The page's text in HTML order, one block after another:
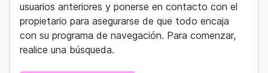
usuarios anteriores y ponerse en contacto con el
propietario para asegurarse de que todo encaja
con su programa de navegación. Para comenzar,
realice una búsqueda.